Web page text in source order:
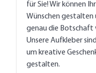
für Sie! Wir können
Wünschen gestalten
genau die Botschaft
Unsere Aufkleber
um kreative
gestalten.